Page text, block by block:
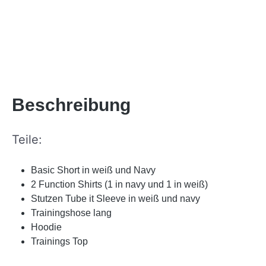
Beschreibung
Teile:
Basic Short in weiß und Navy
2 Function Shirts (1 in navy und 1 in weiß)
Stutzen Tube it Sleeve in weiß und navy
Trainingshose lang
Hoodie
Trainings Top